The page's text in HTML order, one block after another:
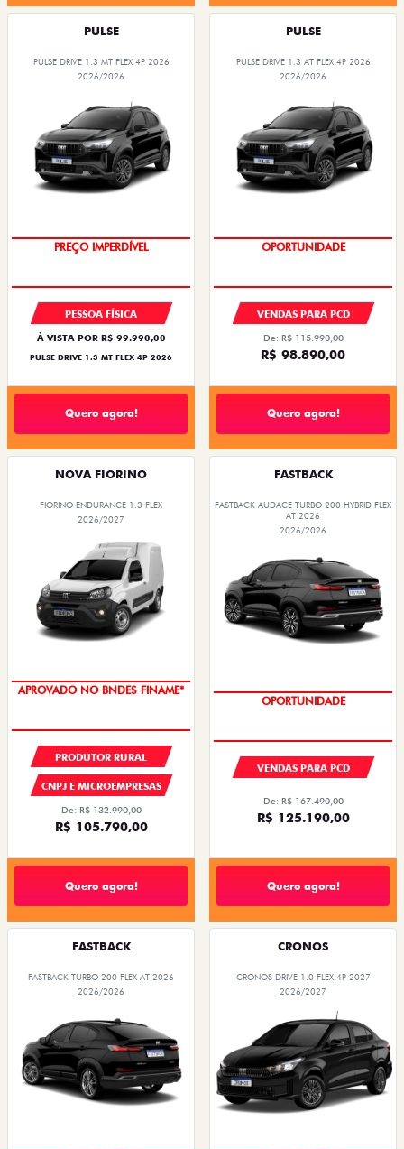
PULSE
PULSE DRIVE 1.3 MT FLEX 4P 2026
2026/2026
OPORTUNIDADE
PESSOA FÍSICA
À VISTA POR R$ 99.990,00
PULSE DRIVE 1.3 MT FLEX 4P 2026
Quero agora!
PULSE
PULSE DRIVE 1.3 AT FLEX 4P 2026
2026/2026
OPORTUNIDADE
VENDAS PARA PCD
De: R$ 115.990,00
R$ 98.890,00
Quero agora!
NOVA FIORINO
FIORINO ENDURANCE 1.3 FLEX
2026/2027
APROVADO NO BNDES FINAME*
PRODUTOR RURAL
CNPJ E MICROEMPRESAS
De: R$ 132.990,00
R$ 105.790,00
Quero agora!
FASTBACK
FASTBACK AUDACE TURBO 200 HYBRID FLEX
AT 2026
2026/2026
OPORTUNIDADE
VENDAS PARA PCD
De: R$ 167.490,00
R$ 125.190,00
Quero agora!
FASTBACK
FASTBACK TURBO 200 FLEX AT 2026
2026/2026
CRONOS
CRONOS DRIVE 1.0 FLEX 4P 2027
2026/2027